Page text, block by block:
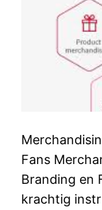
Fans
Branding en
krachtig